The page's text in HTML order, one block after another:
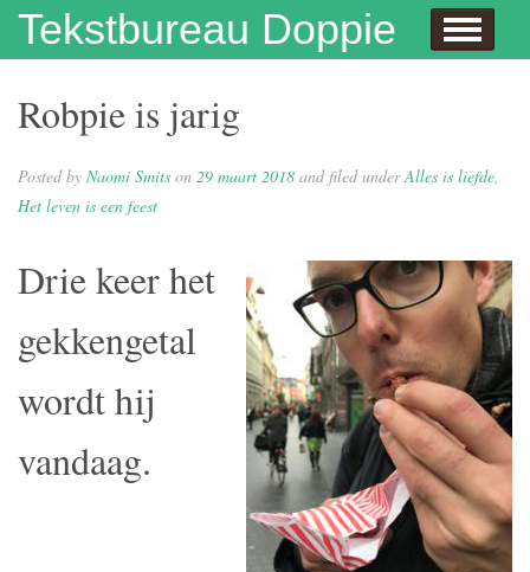
Tekstbureau Doppie
Hallo
Dit doe ik!
Dit doe ik ook!
Enthousiaste opdrachtgevers
Over mij
Publicaties
Wie niet leest is gek
Juf Naomi klapt uit de school
Eh…juf, hoe krijg je eigenlijk kinderen?
Columns
In de media
Contact
Privacybeleid
Robpie is jarig
Posted by Naomi Smits on 29 maart 2018 and filed underAlles is liefde,
Het leven is een feest
Drie keer het
gekkengetal
wordt hij
vandaag.